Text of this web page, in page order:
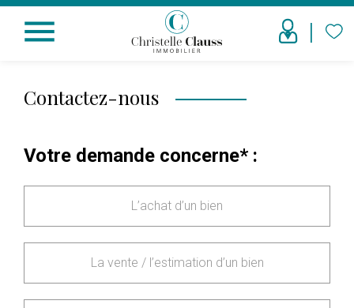
menu
Contactez-nous
Votre demande concerne* :
L’achat d’un bien
La vente / l’estimation d’un bien